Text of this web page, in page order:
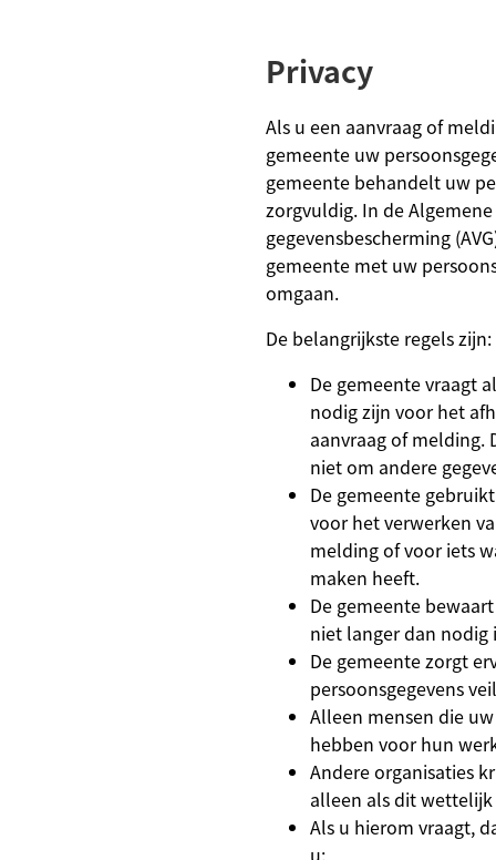
Privacy
Als u een aanvraag of
gemeente uw
gemeente behandelt uw
zorgvuldig. In de
gegevensbescherming
gemeente met uw
omgaan.
De belangrijkste regels zijn:
De gemeente vraagt
nodig zijn voor het
aanvraag of melding.
niet om andere
De gemeente
voor het verwerken
melding of voor iets
maken heeft.
De gemeente
niet langer dan nodig
De gemeente zorgt
persoonsgegevens
Alleen mensen die
hebben voor hun
Andere organisaties
alleen als dit
Als u hierom vraagt,